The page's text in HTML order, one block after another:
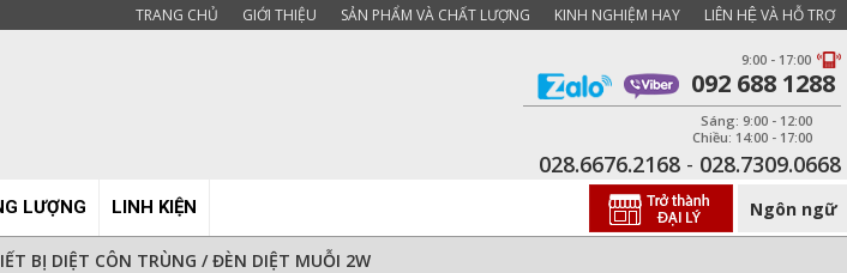
TRANG CHỦ GIỚI THIỆU SẢN PHẨM VÀ CHẤT LƯỢNG KINH NGHIỆM HAY LIÊN HỆ VÀ HỖ TRỢ
9:00 - 17:00
092 688 1288
Sáng: 9:00 - 12:00
Chiều: 14:00 - 17:00
028.7309.0668
-
028.6676.2168
LƯỢNG LINH KIỆN Ngôn ngữ
BỊ DIỆT CÔN TRÙNG /ĐÈN DIỆT MUỖI 2W